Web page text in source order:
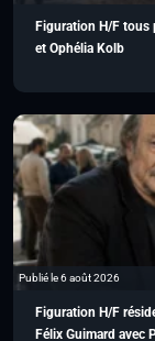
Figuration H/F tous
et Ophélia Kolb
Publié le 6 août 2026
Figuration H/F
Félix Guimard avec